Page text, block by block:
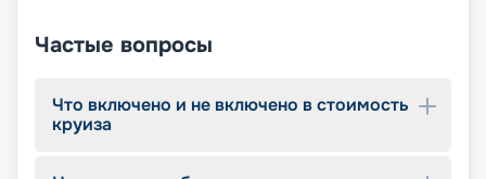
Частые вопросы
Что включено и не включено в стоимость
круиза